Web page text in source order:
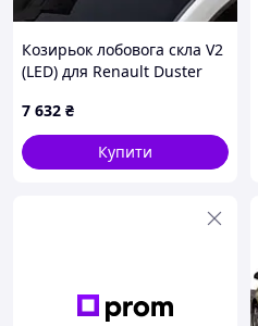
Козирьок лобовога скла V2
(LED) для Renault Duster
7 632 ₴
Купити